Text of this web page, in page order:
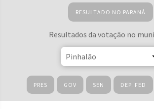
RESULTADO NO PARANÁ
Resultados da votação no
PRES GOV SEN DEP. FED